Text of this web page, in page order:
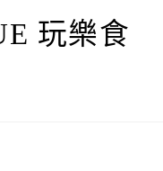
玩樂食